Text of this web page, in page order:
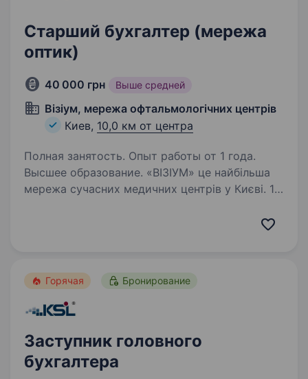
Старший бухгалтер (мережа
оптик)
40 000 грн Выше средней
Візіум, мережа офтальмологічних центрів
Киев, 10,0 км от центра
Полная занятость. Опыт работы от 1 года.
Высшее образование. «ВІЗІУМ» це найбільша
мережа сучасних медичних центрів у Києві. 17
Горячая Бронирование
Заступник головного
бухгалтера